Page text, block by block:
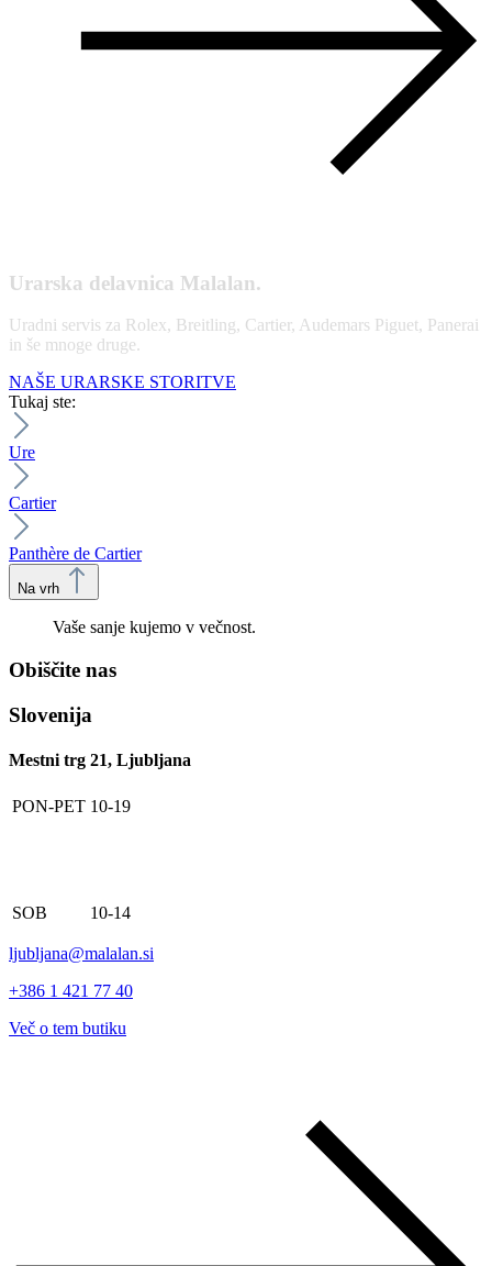
Urarska delavnica Malalan.
Uradni servis za Rolex, Breitling, Cartier, Audemars Piguet, Panerai
in še mnoge druge.
NAŠE URARSKE STORITVE
Tukaj ste:
Ure
Cartier
Panthère de Cartier
Na vrh
Vaše sanje kujemo v večnost.
Obiščite nas
Slovenija
Mestni trg 21, Ljubljana
PON-PET 10-19
SOB 10-14
ljubljana@malalan.si
+386 1 421 77 40
Več o tem butiku